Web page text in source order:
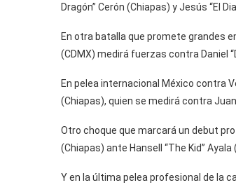
Dragón” Cerón (Chiapas) y Jesús “El
En otra batalla que promete grandes
(CDMX) medirá fuerzas contra Daniel
En pelea internacional México contra
(Chiapas), quien se medirá contra
Otro choque que marcará un debut
(Chiapas) ante Hansell “The Kid” Ayala
Y en la última pelea profesional de la